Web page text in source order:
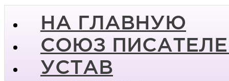
НА ГЛАВНУЮ
СОЮЗ
УСТАВ